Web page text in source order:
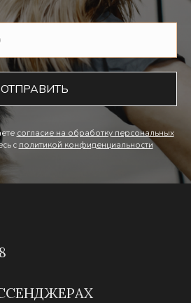
ОТПРАВИТЬ
согласие на обработку персональных
c политикой конфиденциальности